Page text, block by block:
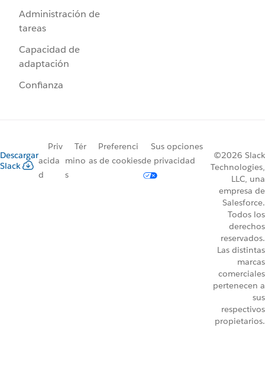
Administración de
tareas
Capacidad de
adaptación
Confianza
Descargar
Slack
Priv
acida
d
Tér
mino
s
Preferenci
as de cookies
Sus opciones
de privacidad
©2026 Slack
Technologies,
LLC, una
empresa de
Salesforce.
Todos los
derechos
reservados.
Las distintas
marcas
comerciales
pertenecen a
sus
respectivos
propietarios.